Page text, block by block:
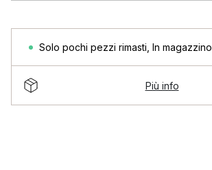
Solo pochi pezzi rimasti In magazzino
Più info